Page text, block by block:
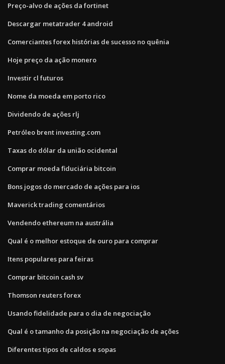
Preço-alvo de ações da fortinet
Descargar metatrader 4 android
Comerciantes forex histórias de sucesso no quênia
Hoje preço da ação monero
Investir cl futuros
Nome da moeda em porto rico
Dividendo de ações rlj
Petróleo brent investing.com
Taxas do dólar da união ocidental
Comprar moeda fiduciária bitcoin
Bons jogos do mercado de ações para ios
Maverick trading comentários
Vendendo ethereum na austrália
Qual é o melhor estoque de ouro para comprar
Itens populares para feiras
Comprar bitcoin cash sv
Thomson reuters forex
Usando fidelidade para o dia de negociação
Qual é o tamanho da posição na negociação de ações
Diferentes tipos de caldos e sopas